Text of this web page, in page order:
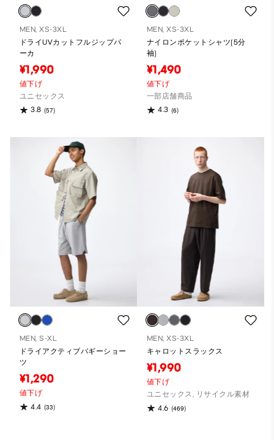
MEN, XS-3XL
ドライUVカットフルジップパ
ーカ
¥1,990
値下げ
ユニセックス
3.8 (57)
MEN, XS-3XL
ナイロンポケットシャツ(5分
袖)
¥1,490
値下げ
一部店舗商品
4.3 (6)
MEN, S-XL
ドライアクティブバギーショー
ツ
¥1,290
値下げ
4.4 (33)
MEN, XS-3XL
キャロットスラックス
¥1,990
値下げ
ユニセックス, リサイクル素材
4.6 (469)